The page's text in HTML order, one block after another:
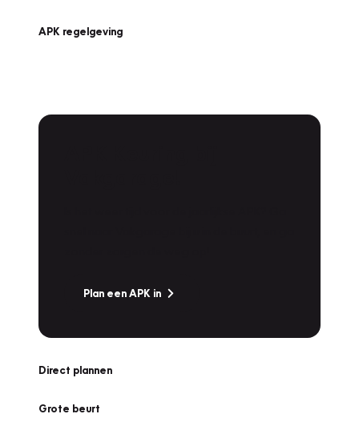
APK regelgeving
Plan een APK in
Direct plannen
Grote beurt